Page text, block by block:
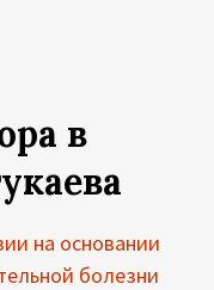
в
на основании
болезни